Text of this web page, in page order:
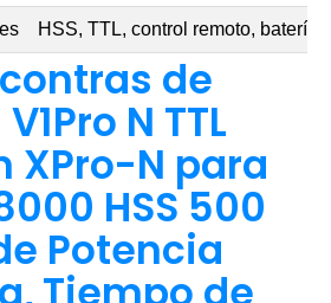
HSS, TTL, control remoto, batería
de
N TTL
XPro-N para
HSS 500
Potencia